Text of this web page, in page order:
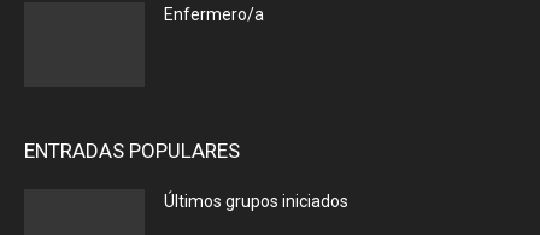
Enfermero/a
ENTRADAS POPULARES
Últimos grupos iniciados